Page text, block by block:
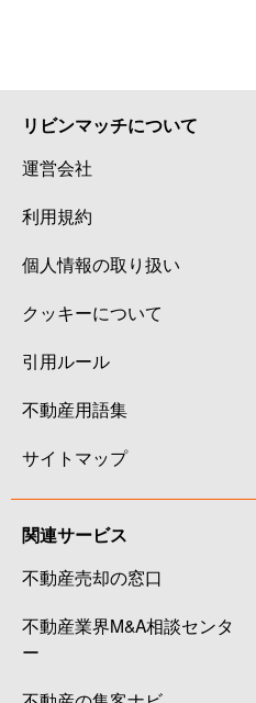
リビンマッチについて
運営会社
利用規約
個人情報の取り扱い
クッキーについて
引用ルール
不動産用語集
サイトマップ
関連サービス
不動産売却の窓口
不動産業界M&A相談センタ
ー